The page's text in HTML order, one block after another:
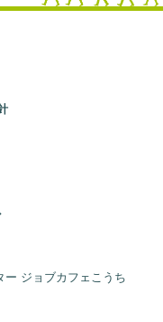
ー ジョブカフェこうち